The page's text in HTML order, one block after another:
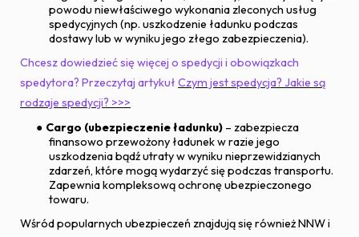
powodu niewłaściwego wykonania zleconych usług
spedycyjnych (np. uszkodzenie ładunku podczas
dostawy lub w wyniku jego złego zabezpieczenia).
Chcesz dowiedzieć się więcej o spedycji i obowiązkach
spedytora? Przeczytaj artykuł Czym jest spedycja? Jakie są
rodzaje spedycji? >>>
Cargo (ubezpieczenie ładunku) – zabezpiecza
finansowo przewożony ładunek w razie jego
uszkodzenia bądź utraty w wyniku nieprzewidzianych
zdarzeń, które mogą wydarzyć się podczas transportu.
Zapewnia kompleksową ochronę ubezpieczonego
towaru.
Wśród popularnych ubezpieczeń znajdują się również NNW i